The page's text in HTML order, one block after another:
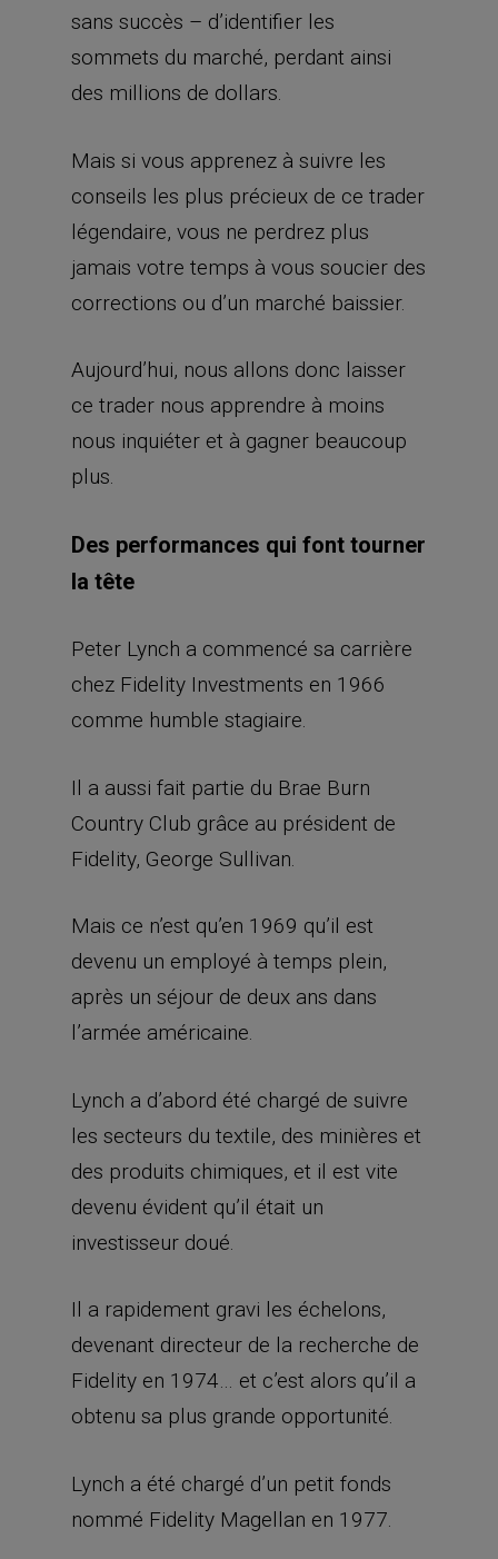
sans succès – d’identifier les
sommets du marché, perdant ainsi
des millions de dollars.
Mais si vous apprenez à suivre les
conseils les plus précieux de ce trader
légendaire, vous ne perdrez plus
jamais votre temps à vous soucier des
corrections ou d’un marché baissier.
Aujourd’hui, nous allons donc laisser
ce trader nous apprendre à moins
nous inquiéter et à gagner beaucoup
plus.
Des performances qui font tourner
la tête
Peter Lynch a commencé sa carrière
chez Fidelity Investments en 1966
comme humble stagiaire.
Il a aussi fait partie du Brae Burn
Country Club grâce au président de
Fidelity, George Sullivan.
Mais ce n’est qu’en 1969 qu’il est
devenu un employé à temps plein,
après un séjour de deux ans dans
l’armée américaine.
Lynch a d’abord été chargé de suivre
les secteurs du textile, des minières et
des produits chimiques, et il est vite
devenu évident qu’il était un
investisseur doué.
Il a rapidement gravi les échelons,
devenant directeur de la recherche de
Fidelity en 1974… et c’est alors qu’il a
obtenu sa plus grande opportunité.
Lynch a été chargé d’un petit fonds
nommé Fidelity Magellan en 1977.